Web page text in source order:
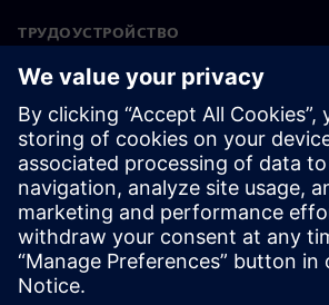
ТРУДОУСТРОЙСТВО
©Siemens 2026
Корпоративная информация
Уведомление о конфиденциальности
Уведомление о файлах cookie